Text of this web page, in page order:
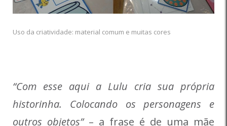
Uso da criatividade: material comum e muitas cores
“Com esse aqui a Lulu cria sua própria
historinha. Colocando os personagens e
outros objetos”– a frase é de uma mãe